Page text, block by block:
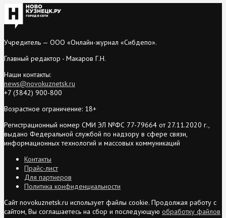
Учредитель — ООО «Онлайн-журнал «Сибдепо».
Главный редактор - Макаров Г.Н.
Наши контакты:
news@novokuznetsk.ru
+7 (3842) 900-800
Возрастное ограничение: 18+
Регистрационный номер СМИ ЭЛ №ФС 77-79664 от 27.11.2020 г.,
выдано Федеральной службой по надзору в сфере связи,
информационных технологий и массовых коммуникаций
Контакты
Прайс-лист
Для партнеров
Политика конфиденциальности
Сайт novokuznetsk.ru использует файлы cookie. Продолжая работу с
сайтом, Вы соглашаетесь на сбор и последующую обработку файлов